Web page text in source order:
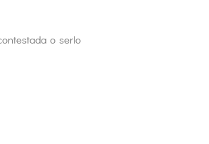
o serlo